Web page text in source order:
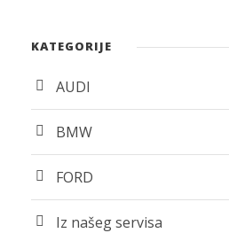
KATEGORIJE
AUDI
BMW
FORD
Iz našeg servisa